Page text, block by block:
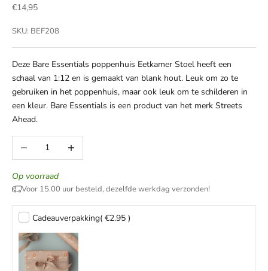
Aanbiedingsprijs
€14,95
SKU: BEF208
Deze Bare Essentials poppenhuis Eetkamer Stoel heeft een
schaal van 1:12 en is gemaakt van blank hout. Leuk om zo te
gebruiken in het poppenhuis, maar ook leuk om te schilderen in
een kleur. Bare Essentials is een product van het merk Streets
Ahead.
Aantal verlagenAantal verhogen
Op voorraad
Voor 15.00 uur besteld, dezelfde werkdag verzonden!
Cadeauverpakking( €2.95 )